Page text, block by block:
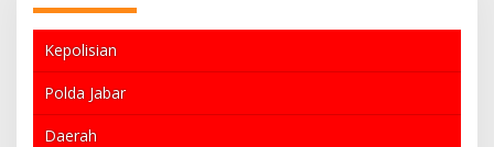
Kepolisian
Polda Jabar
Daerah